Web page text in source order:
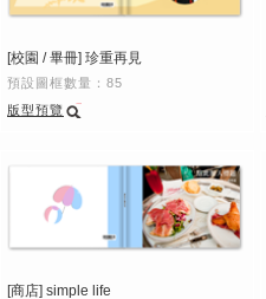
[校園 / 畢冊] 珍重再見
預設圖框數量：85
版型預覽
[商店] simple life